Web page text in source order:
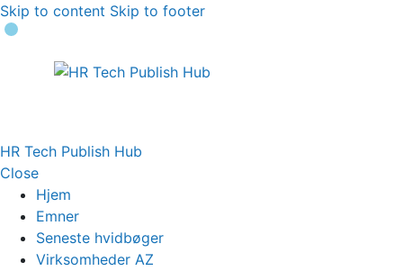
Skip to content Skip to footer
HR Tech Publish Hub
Close
Hjem
Emner
Seneste hvidbøger
Virksomheder AZ